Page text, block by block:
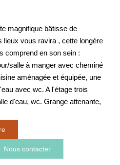
magnifique bâtisse de
lieux vous ravira , cette longère
comprend en son sein :
salle à manger avec cheminé
aménagée et équipée, une
avec wc. A l'étage trois
d'eau, wc. Grange attenante,
Nous contacter